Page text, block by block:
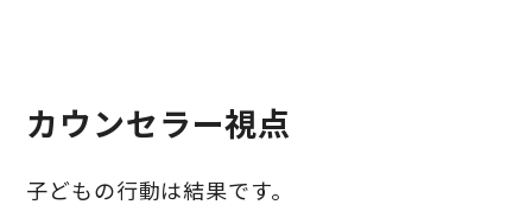
カウンセラー視点
子どもの行動は結果です。